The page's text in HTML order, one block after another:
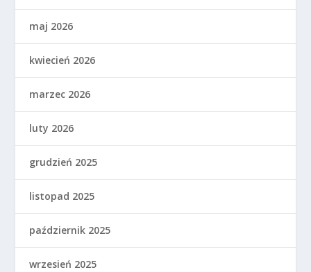
maj 2026
kwiecień 2026
marzec 2026
luty 2026
grudzień 2025
listopad 2025
październik 2025
wrzesień 2025